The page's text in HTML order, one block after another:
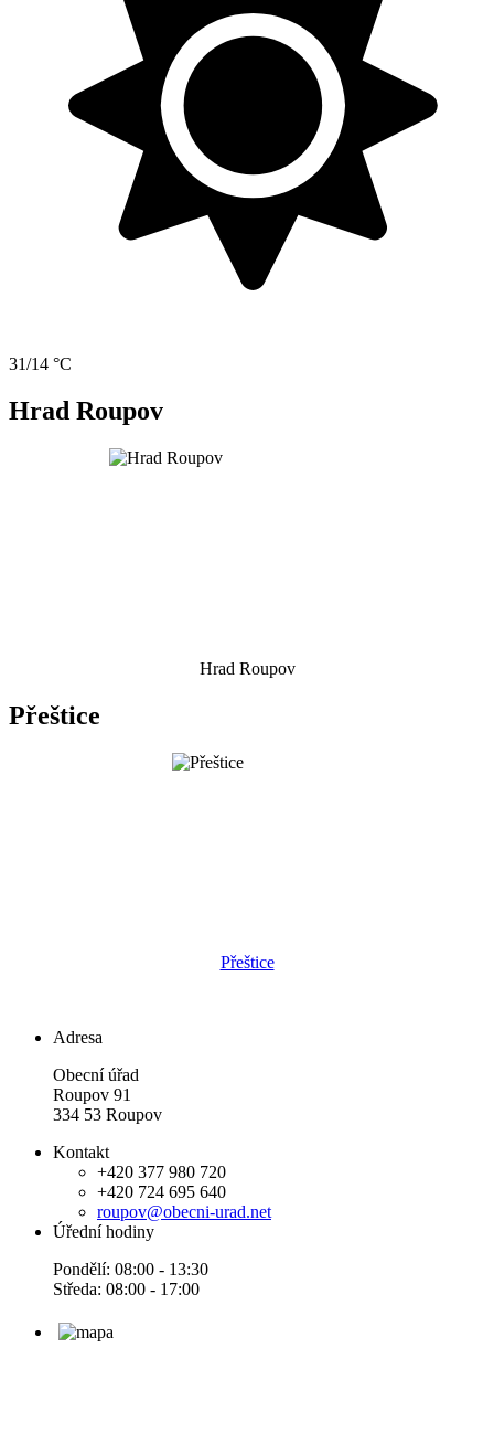
31/14 °C
Hrad Roupov
Hrad Roupov
Přeštice
Přeštice
Adresa
Obecní úřad
Roupov 91
334 53 Roupov
Kontakt
+420 377 980 720
+420 724 695 640
roupov@obecni-urad.net
Úřední hodiny
Pondělí: 08:00 - 13:30
Středa: 08:00 - 17:00